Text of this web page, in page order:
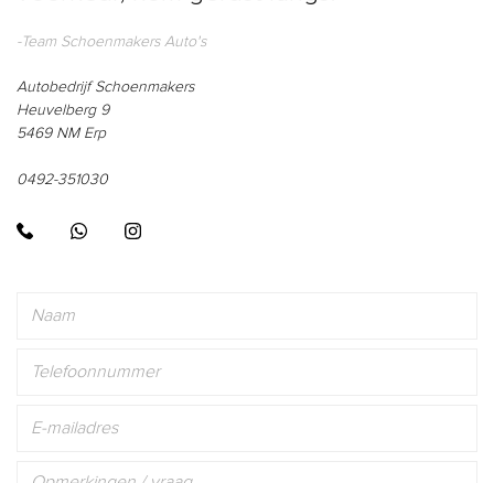
-Team Schoenmakers Auto's
Autobedrijf Schoenmakers
Heuvelberg 9
5469 NM Erp
0492-351030